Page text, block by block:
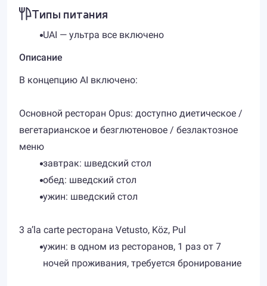
Типы питания
UAI — ультра все включено
Описание
В концепцию AI включено:
Основной ресторан Opus: доступно диетическое /
вегетарианское и безглютеновое / безлактозное
меню
завтрак: шведский стол
обед: шведский стол
ужин: шведский стол
3 a’la carte ресторана Vetusto, Köz, Pul
ужин: в одном из ресторанов, 1 раз от 7
ночей проживания, требуется бронирование